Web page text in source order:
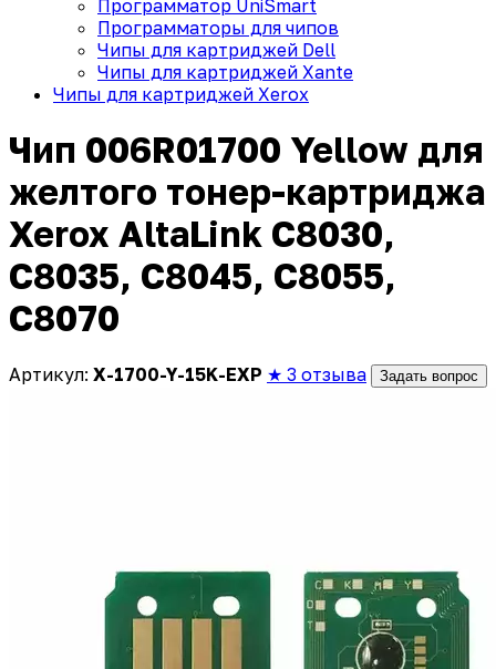
Программатор UniSmart
Программаторы для чипов
Чипы для картриджей Dell
Чипы для картриджей Xante
Чипы для картриджей Xerox
Чип 006R01700 Yellow для
желтого тонер-картриджа
Xerox AltaLink C8030,
C8035, C8045, C8055,
C8070
Артикул: X-1700-Y-15K-EXP ★ 3 отзыва Задать вопрос